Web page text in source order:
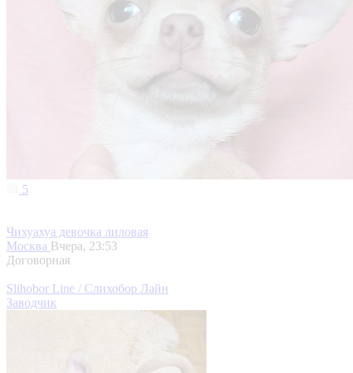
5
Чихуахуа девочка лиловая
Москва Вчера, 23:53
Договорная
Slihobor Line / Слихобор Лайн
Заводчик